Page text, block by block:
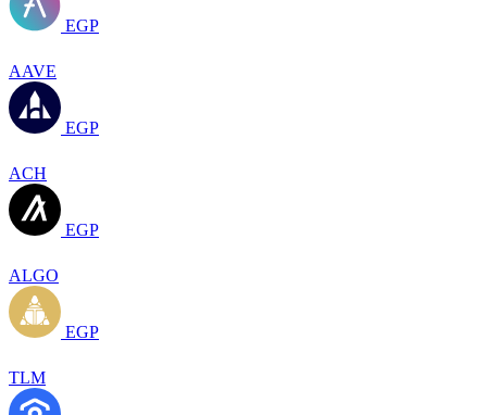
EGP
AAVE
EGP
ACH
EGP
ALGO
EGP
TLM